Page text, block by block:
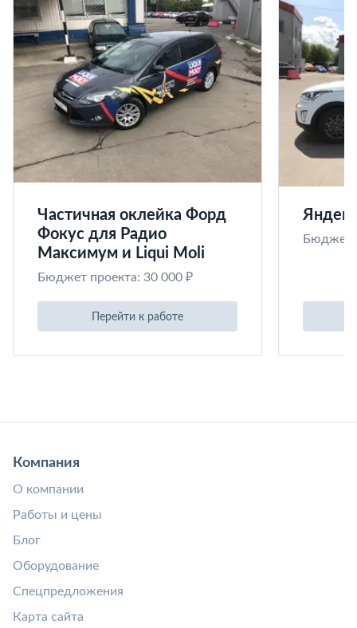
Частичная оклейка Форд
Фокус для Радио
Максимум и Liqui Moli
Бюджет проекта: 30 000 ₽
Перейти к работе
Бюджет
Компания
О компании
Работы и цены
Блог
Оборудование
Спецпредложения
Карта сайта